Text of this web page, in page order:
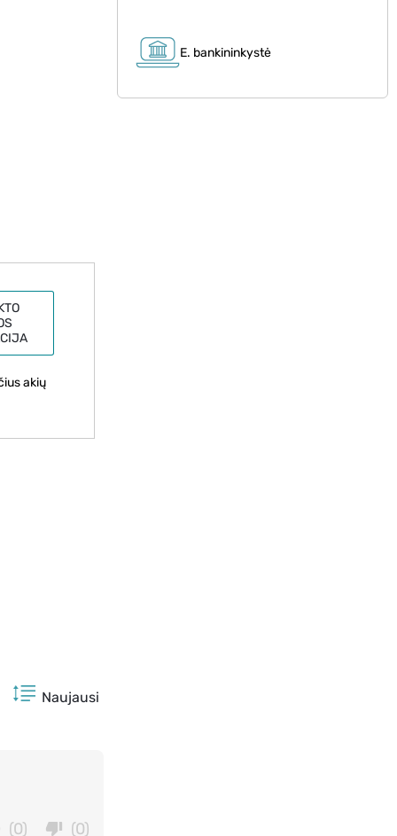
E. bankininkystė
akių
Naujausi
(0)
(0)